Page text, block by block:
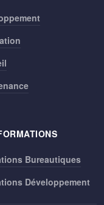
Bureautiques
Développement